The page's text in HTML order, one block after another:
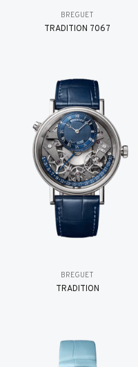
BREGUET
TRADITION 7067
BREGUET
TRADITION